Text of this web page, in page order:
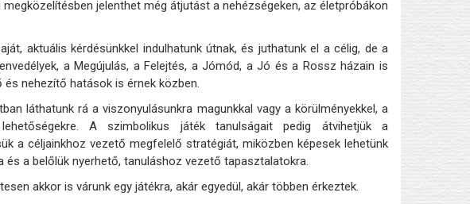
jelenthet még átjutást a nehézségeken, az életpróbákon
aktuális kérdésünkkel indulhatunk útnak, és juthatunk el a célig, de a
a Megújulás, a Felejtés, a Jómód, a Jó és a Rossz házain is
nehezítő hatások is érnek közben.
láthatunk rá a viszonyulásunkra magunkkal vagy a körülményekkel, a
A szimbolikus játék tanulságait pedig átvihetjük a
a céljainkhoz vezető megfelelő stratégiát, miközben képesek lehetünk
és a belőlük nyerhető, tanuláshoz vezető tapasztalatokra.
akkor is várunk egy játékra, akár egyedül, akár többen érkeztek.